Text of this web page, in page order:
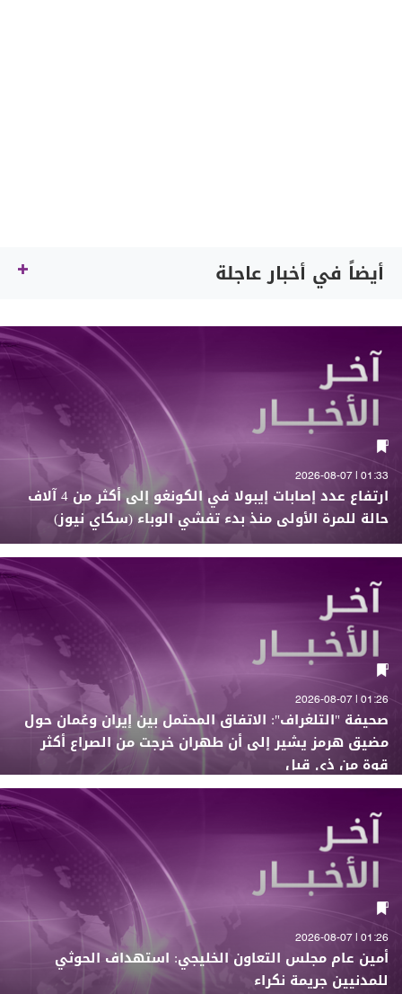
أيضاً في أخبار عاجلة
01:33 | 2026-08-07
ارتفاع عدد إصابات إيبولا في الكونغو إلى أكثر من 4 آلاف
حالة للمرة الأولى منذ بدء تفشي الوباء (سكاي نيوز)
01:26 | 2026-08-07
صحيفة "التلغراف": الاتفاق المحتمل بين إيران وعُمان حول
مضيق هرمز يشير إلى أن طهران خرجت من الصراع أكثر
قوة من ذي قبل
01:26 | 2026-08-07
أمين عام مجلس التعاون الخليجي: استهداف الحوثي
للمدنيين جريمة نكراء